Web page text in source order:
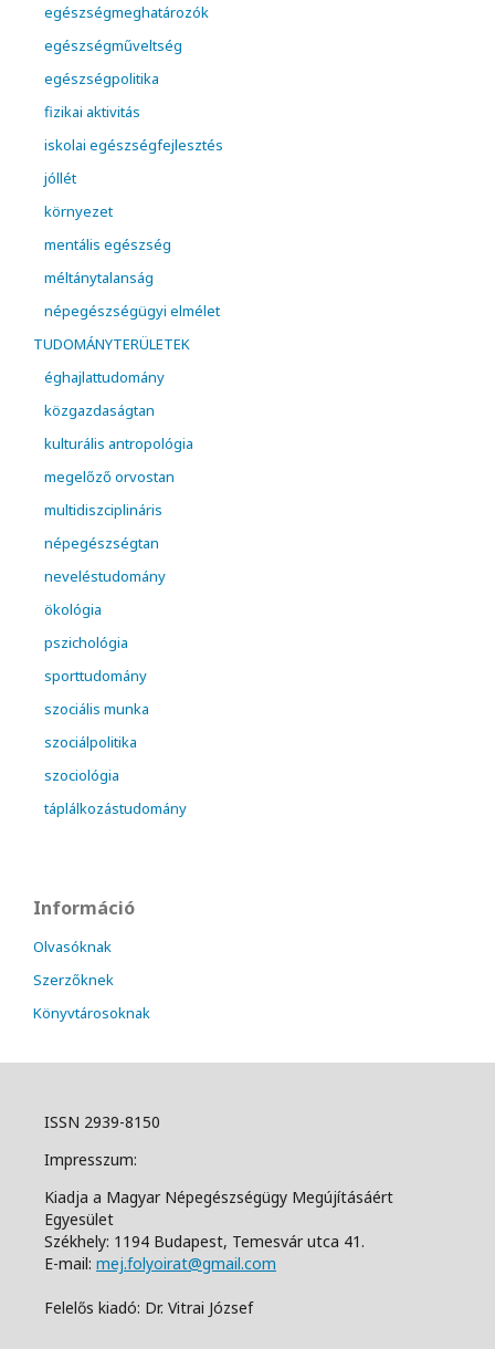
egészségmeghatározók
egészségműveltség
egészségpolitika
fizikai aktivitás
iskolai egészségfejlesztés
jóllét
környezet
mentális egészség
méltánytalanság
népegészségügyi elmélet
TUDOMÁNYTERÜLETEK
éghajlattudomány
közgazdaságtan
kulturális antropológia
megelőző orvostan
multidiszciplináris
népegészségtan
neveléstudomány
ökológia
pszichológia
sporttudomány
szociális munka
szociálpolitika
szociológia
táplálkozástudomány
Információ
Olvasóknak
Szerzőknek
Könyvtárosoknak
ISSN 2939-8150
Impresszum:
Kiadja a Magyar Népegészségügy Megújításáért
Egyesület
Székhely: 1194 Budapest, Temesvár utca 41.
E-mail: mej.folyoirat@gmail.com
Felelős kiadó: Dr. Vitrai József